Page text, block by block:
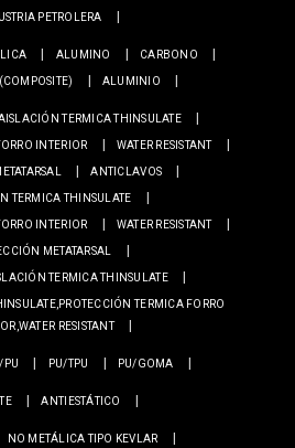
PETROLERA
ALUMINO
CARBONO
ALUMINIO
TERMICA THINSULATE
INTERIOR
WATER RESISTANT
ANTICLAVOS
TERMICA THINSULATE
INTERIOR
WATER RESISTANT
METATARSAL
TERMICA THINSULATE
TERMICA FORRO
RESISTANT
PU PU/TPU PU/GOMA
ANTIESTÁTICO
NO METÁLICA TIPO KEVLAR